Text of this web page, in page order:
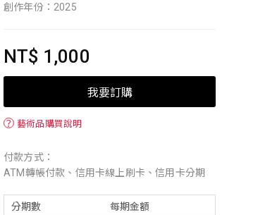
創作年份：2025
NT$ 1,000
我要訂購
？ 藝術品購買說明
付款方式：
ATM轉帳付款、信用卡線上刷卡、信用卡分期
分期數 每期金額